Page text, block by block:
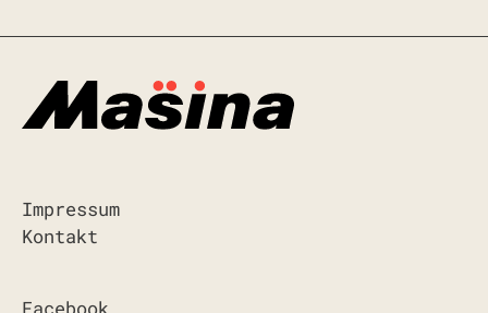
Impressum
Kontakt
Facebook